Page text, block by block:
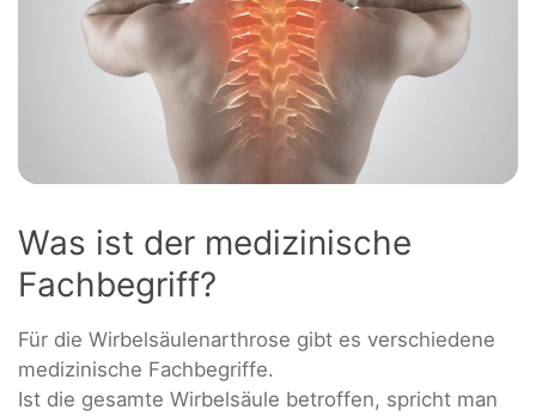
Was ist der medizinische
Fachbegriff?
Für die Wirbelsäulenarthrose gibt es verschiedene
medizinische Fachbegriffe.
Ist die gesamte Wirbelsäule betroffen, spricht man